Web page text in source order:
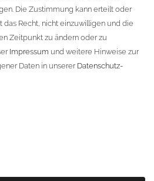
Die Zustimmung kann erteilt oder
das Recht, nicht einzuwilligen und die
Zeitpunkt zu ändern oder zu
Impressum und weitere Hinweise zur
Daten in unserer Daten­schutz­